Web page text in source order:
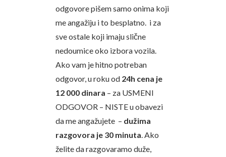
odgovore pišem samo onima koji
me angažiju i to besplatno. i za
sve ostale koji imaju slične
nedoumice oko izbora vozila.
Ako vam je hitno potreban
odgovor, u roku od 24h cena je
12 000 dinara – za USMENI
ODGOVOR – NISTE u obavezi
da me angažujete – dužima
razgovora je 30 minuta. Ako
želite da razgovaramo duže,